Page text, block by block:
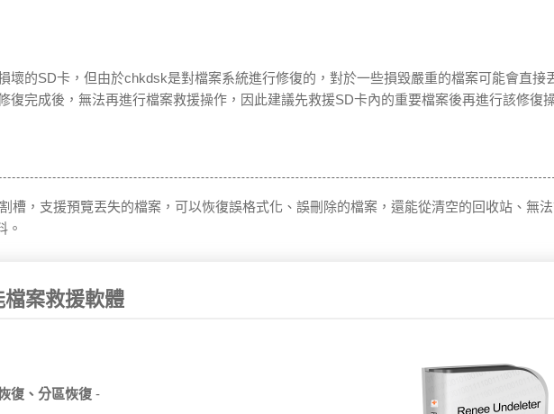
壞的SD卡，但由於chkdsk是對檔案系統進行修復的，對於一些損毀嚴重的檔案可能會直接
復完成後，無法再進行檔案救援操作，因此建議先救援SD卡內的重要檔案後再進行該修復
槽，支援預覽丟失的檔案，可以恢復誤格式化、誤刪除的檔案，還能從清空的回收站、無
。
案救援軟體
復、分區恢復